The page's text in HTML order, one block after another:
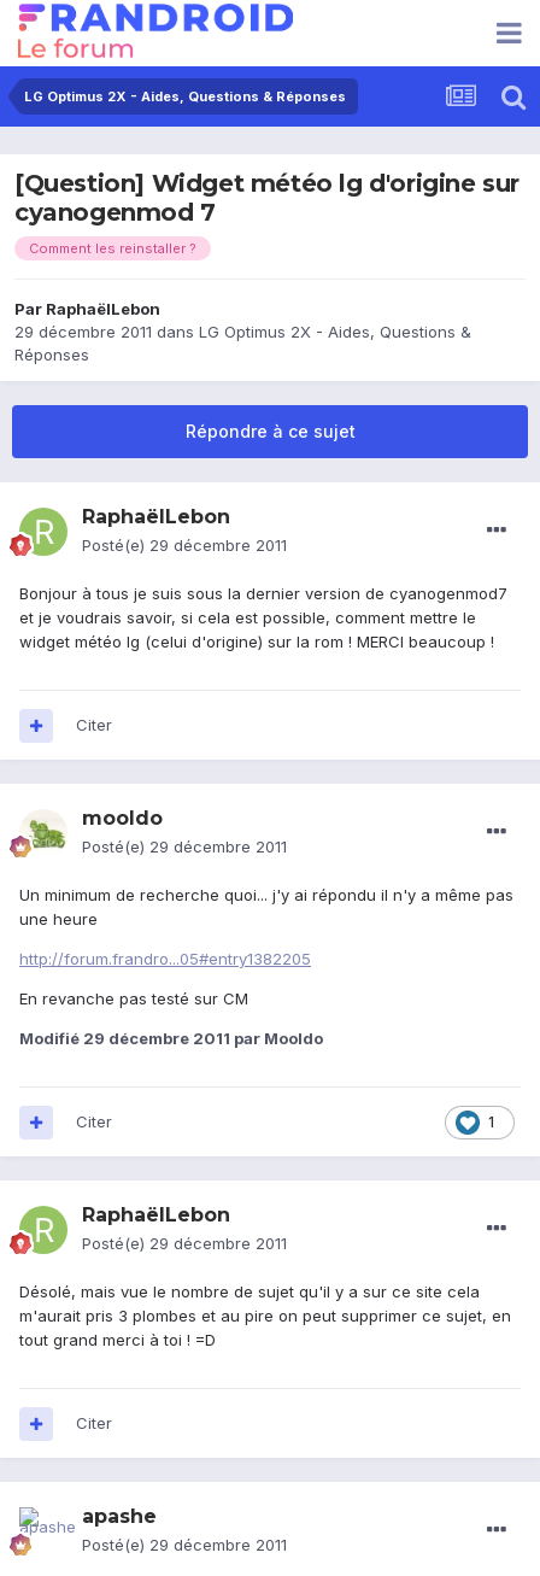
LG Optimus 2X - Aides, Questions & Réponses
[Question] Widget météo lg d'origine sur
cyanogenmod 7
Comment les reinstaller ?
Par RaphaëlLebon
29 décembre 2011 dans LG Optimus 2X - Aides, Questions &
Réponses
Répondre à ce sujet
RaphaëlLebon
Posté(e) 29 décembre 2011
Bonjour à tous je suis sous la dernier version de cyanogenmod7
et je voudrais savoir, si cela est possible, comment mettre le
widget météo lg (celui d'origine) sur la rom ! MERCI beaucoup !
Citer
mooldo
Posté(e) 29 décembre 2011
Un minimum de recherche quoi... j'y ai répondu il n'y a même pas
une heure
http://forum.frandro...05#entry1382205
En revanche pas testé sur CM
Modifié 29 décembre 2011 par Mooldo
1
Citer
RaphaëlLebon
Posté(e) 29 décembre 2011
Désolé, mais vue le nombre de sujet qu'il y a sur ce site cela
m'aurait pris 3 plombes et au pire on peut supprimer ce sujet, en
tout grand merci à toi ! =D
Citer
apashe
Posté(e) 29 décembre 2011